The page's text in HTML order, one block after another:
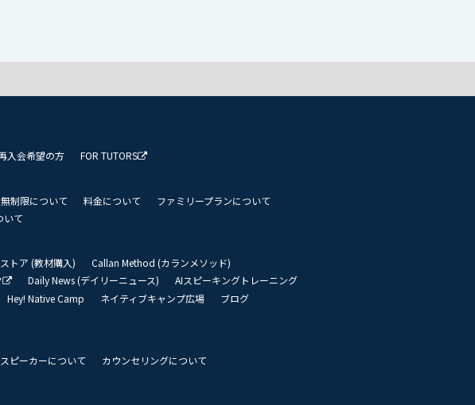
入会希望の方 FOR TUTORS
制限について 料金について
ファミリープランについて
いて
トア (教材購入)
Callan Method (カランメソッド)
Daily News (デイリーニュース)
AIスピーキングトレーニング
Hey! Native Camp ネイティブキャンプ広場
ブログ
ピーカーについて
カウンセリングについて